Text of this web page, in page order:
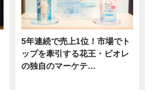
5年連続で売上1位！市場でト
ップを牽引する花王・ビオレ
の独自のマーケテ…